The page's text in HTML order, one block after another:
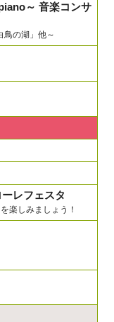
～ 音楽コンサ
鳥の湖」他～
レフェスタ
楽しみましょう！